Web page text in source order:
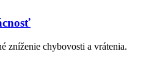
zníženie chybovosti a vrátenia.